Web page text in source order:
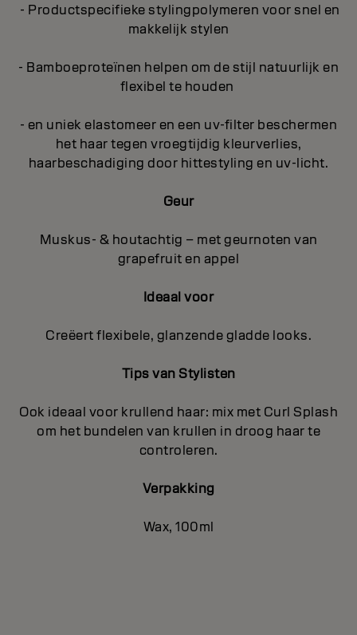
- Productspecifieke stylingpolymeren voor snel en
makkelijk stylen
- Bamboeproteïnen helpen om de stijl natuurlijk en
flexibel te houden
- en uniek elastomeer en een uv-filter beschermen
het haar tegen vroegtijdig kleurverlies,
haarbeschadiging door hittestyling en uv-licht.
Geur
Muskus- & houtachtig – met geurnoten van
grapefruit en appel
Ideaal voor
Creëert flexibele, glanzende gladde looks.
Tips van Stylisten
Ook ideaal voor krullend haar: mix met Curl Splash
om het bundelen van krullen in droog haar te
controleren.
Verpakking
Wax, 100ml